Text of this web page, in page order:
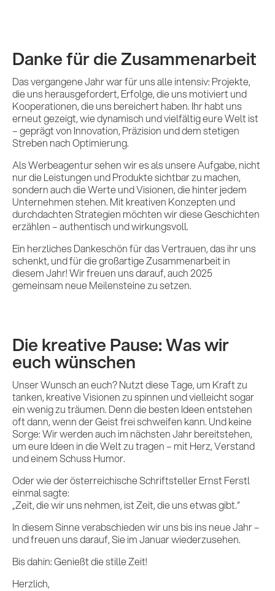
Leistungen
Referenzen
Impulse &
Insights
KI x B2B
Kontakt
Danke für die Zusammenarbeit
Das vergangene Jahr war für uns alle intensiv: Projekte,
die uns herausgefordert, Erfolge, die uns motiviert und
Kooperationen, die uns bereichert haben. Ihr habt uns
erneut gezeigt, wie dynamisch und vielfältig eure Welt ist
– geprägt von Innovation, Präzision und dem stetigen
Streben nach Optimierung.
Als Werbeagentur sehen wir es als unsere Aufgabe, nicht
nur die Leistungen und Produkte sichtbar zu machen,
sondern auch die Werte und Visionen, die hinter jedem
Unternehmen stehen. Mit kreativen Konzepten und
durchdachten Strategien möchten wir diese Geschichten
erzählen – authentisch und wirkungsvoll.
Ein herzliches Dankeschön für das Vertrauen, das ihr uns
schenkt, und für die großartige Zusammenarbeit in
diesem Jahr! Wir freuen uns darauf, auch 2025
gemeinsam neue Meilensteine zu setzen.
Die kreative Pause: Was wir
euch wünschen
Unser Wunsch an euch? Nutzt diese Tage, um Kraft zu
tanken, kreative Visionen zu spinnen und vielleicht sogar
ein wenig zu träumen. Denn die besten Ideen entstehen
oft dann, wenn der Geist frei schweifen kann. Und keine
Sorge: Wir werden auch im nächsten Jahr bereitstehen,
um eure Ideen in die Welt zu tragen – mit Herz, Verstand
und einem Schuss Humor.
Oder wie der österreichische Schriftsteller Ernst Ferstl
einmal sagte:
„Zeit, die wir uns nehmen, ist Zeit, die uns etwas gibt.“
In diesem Sinne verabschieden wir uns bis ins neue Jahr –
und freuen uns darauf, Sie im Januar wiederzusehen.
Bis dahin: Genießt die stille Zeit!
Herzlich,